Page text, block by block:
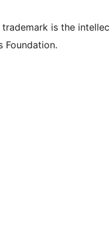
trademark is the
Foundation.